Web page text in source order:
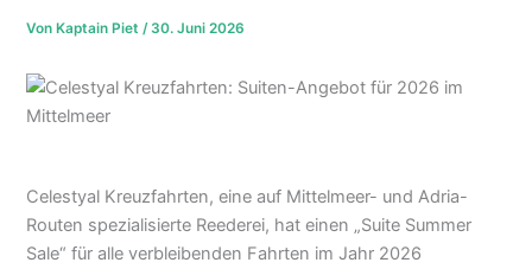
Von Kaptain Piet/ 30. Juni 2026
Celestyal Kreuzfahrten, eine auf Mittelmeer- und Adria-
Routen spezialisierte Reederei, hat einen „Suite Summer
Sale“ für alle verbleibenden Fahrten im Jahr 2026